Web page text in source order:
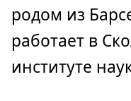
родом из
работает в
институте